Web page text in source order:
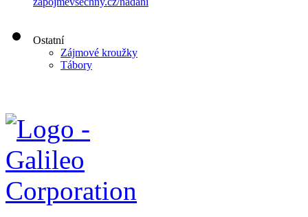
Ostatní
Zájmové kroužky
Tábory